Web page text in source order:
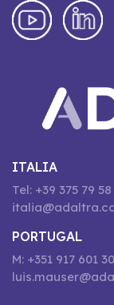
ITALIA
Tel: +39 375 79 58
PORTUGAL
M: +351 917 601